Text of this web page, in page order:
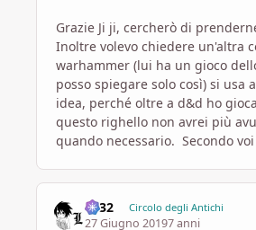
Grazie Ji ji, cercherò di
Inoltre volevo chiedere un'altra
warhammer (lui ha un gioco
posso spiegare solo così) si
idea, perché oltre a d&d ho
questo righello non avrei più
quando necessario. Secondo
Lx32 Circolo degli Antichi
27 Giugno 20197 anni